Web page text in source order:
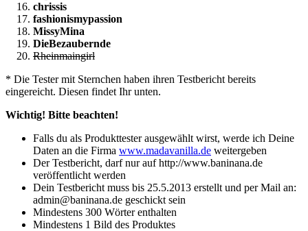
chrissis
fashionismypassion
MissyMina
DieBezaubernde
Rheinmaingirl
* Die Tester mit Sternchen haben ihren Testbericht bereits
eingereicht. Diesen findet Ihr unten.
Wichtig! Bitte beachten!
Falls du als Produkttester ausgewählt wirst, werde ich Deine
Daten an die Firma www.madavanilla.de weitergeben
Der Testbericht, darf nur auf http://www.baninana.de
veröffentlicht werden
Dein Testbericht muss bis 25.5.2013 erstellt und per Mail an:
admin@baninana.de geschickt sein
Mindestens 300 Wörter enthalten
Mindestens 1 Bild des Produktes